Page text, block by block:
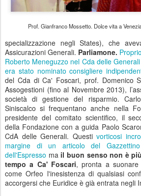
Prof. Gianfranco Mossetto. Dolce vita a
specializzazione negli States), che
Assicurazioni Generali. Parliamone.
Roberto Meneguzzo nel Cda delle Generali
era stato nominato consigliere
del Cda di Ca' Foscari, prof. Domenico
Assogestioni (fino al Novembre 2013),
società di gestione del risparmio.
Siniscalco si frequentano anche nella
presidente del comitato scientifico, il
della Fondazione con a guida Paolo
CdA delle Generali. Questivorticosi
margine di un articolo del Gazzettino
dell'Espresso ma il buon senso non è
tempo a Ca' Foscari, pronta a suonare
come Orfeo l'inesistenza di qualsiasi
accorgersi che Euridice è già entrata negli